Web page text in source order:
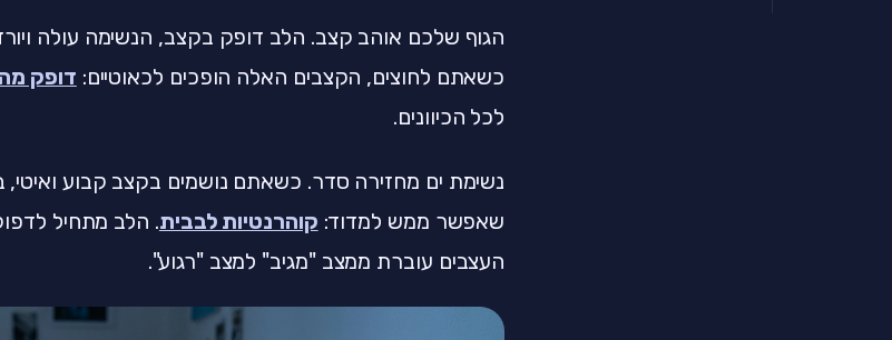
הגוף שלכם אוהב קצב. הלב דופק בקצב, הנשימה עולה
כשאתם לחוצים, הקצבים האלה הופכים לכאוטיים: דופק
לכל הכיוונים.
נשימת ים מחזירה סדר. כשאתם נושמים בקצב קבוע
שאפשר ממש למדוד: קוהרנטיות לבבית. הלב מתחיל
העצבים עוברת ממצב "מגיב" למצב "רגוע".